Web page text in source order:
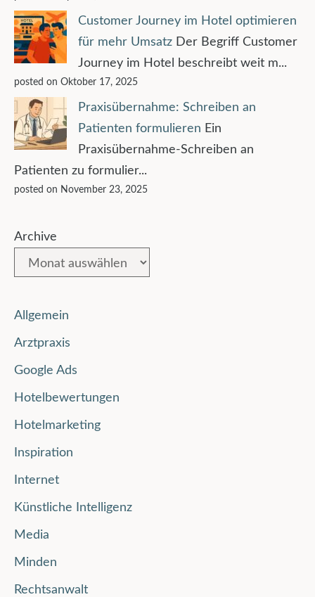
Customer Journey im Hotel optimieren
für mehr Umsatz Der Begriff Customer
Journey im Hotel beschreibt weit m...
posted on Oktober 17, 2025
Praxisübernahme: Schreiben an
Patienten formulieren Ein
Praxisübernahme-Schreiben an
Patienten zu formulier...
posted on November 23, 2025
Archive
Allgemein
Arztpraxis
Google Ads
Hotelbewertungen
Hotelmarketing
Inspiration
Internet
Künstliche Intelligenz
Media
Minden
Rechtsanwalt